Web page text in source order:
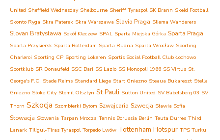
United Sheffield Wednesday Shelbourne Sheriff Tyraspol SK Brann Skeid Football
Skonto Ryga Skra Paterek Skra Warszawa Slavia Praga Sliema Wanderers
Slovan Bratysława Sokół Kleczew SPAL Sparta Miejska Górka Sparta Praga
Sparta Przysiersk Sparta Rotterdam Sparta Rudna Sparta Wrocław Sporting
Charleroi Sporting CP Sporting Lokeren Sportis Social Football Club Łochowo
Sportklub SR Donaufeld SSC Bari SS Lazio SS Monopoli 1966 SS Virtus St.
George's F.C. Stade Reims Standard Liege Start Gniezno Steaua Bukareszt Stella
Gniezno Stoke City Stomil Olsztyn St Pauli Sutton United SV Babelsberg 03 SV
Thorn Szkocja Szombierki Bytom Szwajcaria Szwecja Sławia Sofia
Słowacja Słowenia Tarpan Mrocza Tennis Borussia Berlin Teuta Durres Third
Lanark Tiligul-Tiras Tyraspol Torpedo Lwów Tottenham Hotspur TPS Turku